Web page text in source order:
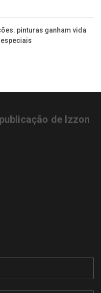
pinturas ganham vida
de Izzon